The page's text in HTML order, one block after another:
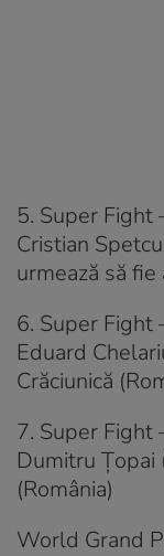
5. Super Fight
Cristian
urmează să
6. Super Fight
Eduard
Crăciunică
7. Super Fight
Dumitru Ţopai
(România)
World Grand